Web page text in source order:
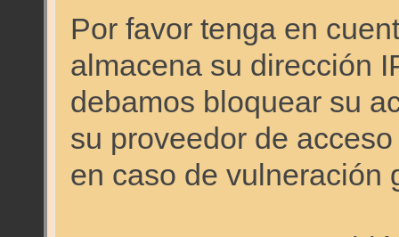
Por favor tenga en
almacena su dirección
debamos bloquear su
su proveedor de
en caso de vulneración